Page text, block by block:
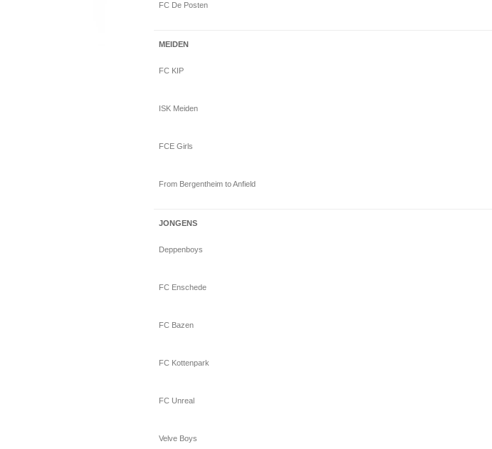
FC De Posten
MEIDEN
FC KIP
ISK Meiden
FCE Girls
From Bergentheim to Anfield
JONGENS
Deppenboys
FC Enschede
FC Bazen
FC Kottenpark
FC Unreal
Velve Boys